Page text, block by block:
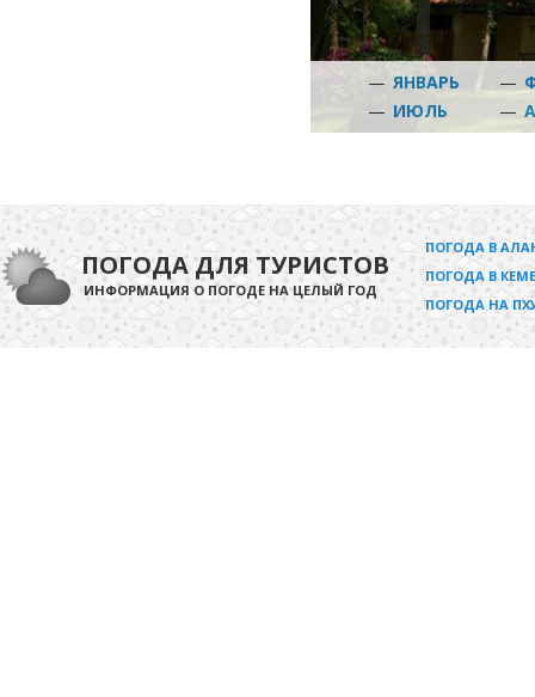
— ЯНВАРЬ —
— ИЮЛЬ —
ПОГОДА ДЛЯ ТУРИСТОВ
ИНФОРМАЦИЯ О ПОГОДЕ НА ЦЕЛЫЙ ГОД
ПОГОДА В
ПОГОДА В
ПОГОДА НА